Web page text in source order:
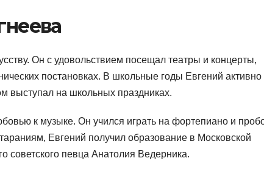
Он с удовольствием посещал театры и концерты,
постановках. В школьные годы Евгений активно
выступал на школьных праздниках.
к музыке. Он учился играть на фортепиано и
Евгений получил образование в Московской
советского певца Анатолия Ведерника.